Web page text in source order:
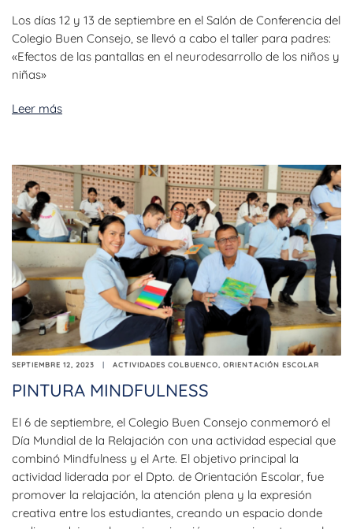
Los días 12 y 13 de septiembre en el Salón de Conferencia del
Colegio Buen Consejo, se llevó a cabo el taller para padres:
«Efectos de las pantallas en el neurodesarrollo de los niños y
niñas»
Leer más
SEPTIEMBRE 12, 2023 ACTIVIDADES COLBUENCO ORIENTACIÓN ESCOLAR
PINTURA MINDFULNESS
El 6 de septiembre, el Colegio Buen Consejo conmemoró el
Día Mundial de la Relajación con una actividad especial que
combinó Mindfulness y el Arte. El objetivo principal la
actividad liderada por el Dpto. de Orientación Escolar, fue
promover la relajación, la atención plena y la expresión
creativa entre los estudiantes, creando un espacio donde